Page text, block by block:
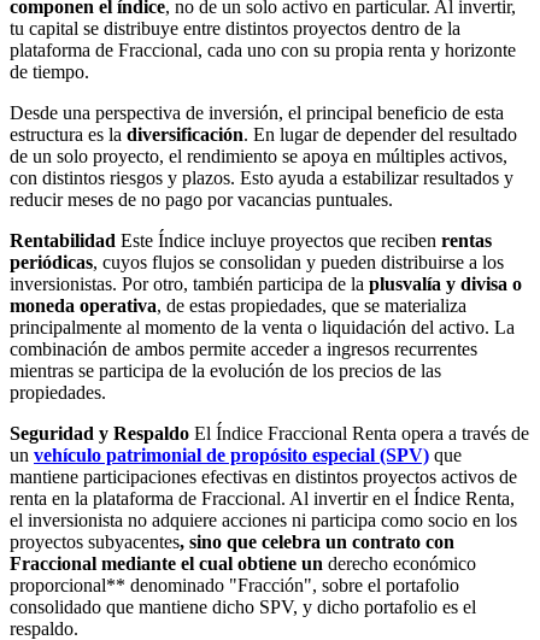
componen el índice, no de un solo activo en particular. Al invertir,
tu capital se distribuye entre distintos proyectos dentro de la
plataforma de Fraccional, cada uno con su propia renta y horizonte
de tiempo.
Desde una perspectiva de inversión, el principal beneficio de esta
estructura es la diversificación. En lugar de depender del resultado
de un solo proyecto, el rendimiento se apoya en múltiples activos,
con distintos riesgos y plazos. Esto ayuda a estabilizar resultados y
reducir meses de no pago por vacancias puntuales.
Rentabilidad Este Índice incluye proyectos que reciben rentas
periódicas, cuyos flujos se consolidan y pueden distribuirse a los
inversionistas. Por otro, también participa de la plusvalía y divisa o
moneda operativa, de estas propiedades, que se materializa
principalmente al momento de la venta o liquidación del activo. La
combinación de ambos permite acceder a ingresos recurrentes
mientras se participa de la evolución de los precios de las
propiedades.
Seguridad y Respaldo El Índice Fraccional Renta opera a través de
un vehículo patrimonial de propósito especial (SPV) que
mantiene participaciones efectivas en distintos proyectos activos de
renta en la plataforma de Fraccional. Al invertir en el Índice Renta,
el inversionista no adquiere acciones ni participa como socio en los
proyectos subyacentes, sino que celebra un contrato con
Fraccional mediante el cual obtiene un derecho económico
proporcional** denominado "Fracción", sobre el portafolio
consolidado que mantiene dicho SPV, y dicho portafolio es el
respaldo.